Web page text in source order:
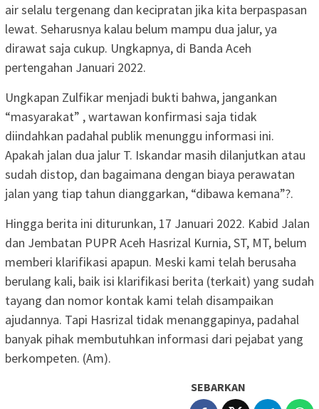
air selalu tergenang dan kecipratan jika kita berpaspasan
lewat. Seharusnya kalau belum mampu dua jalur, ya
dirawat saja cukup. Ungkapnya, di Banda Aceh
pertengahan Januari 2022.
Ungkapan Zulfikar menjadi bukti bahwa, jangankan
“masyarakat” , wartawan konfirmasi saja tidak
diindahkan padahal publik menunggu informasi ini.
Apakah jalan dua jalur T. Iskandar masih dilanjutkan atau
sudah distop, dan bagaimana dengan biaya perawatan
jalan yang tiap tahun dianggarkan, “dibawa kemana”?.
Hingga berita ini diturunkan, 17 Januari 2022. Kabid Jalan
dan Jembatan PUPR Aceh Hasrizal Kurnia, ST, MT, belum
memberi klarifikasi apapun. Meski kami telah berusaha
berulang kali, baik isi klarifikasi berita (terkait) yang sudah
tayang dan nomor kontak kami telah disampaikan
ajudannya. Tapi Hasrizal tidak menanggapinya, padahal
banyak pihak membutuhkan informasi dari pejabat yang
berkompeten. (Am).
SEBARKAN